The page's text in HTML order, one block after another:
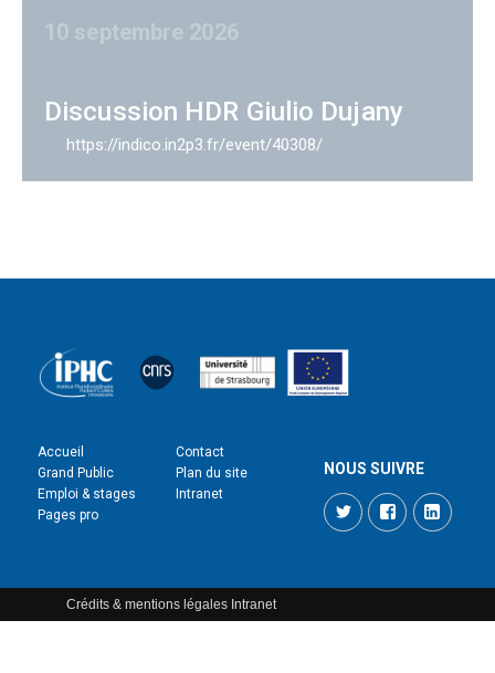
10 septembre 2026
Discussion HDR Giulio Dujany
https://indico.in2p3.fr/event/40308/
Accueil
Grand Public
Emploi & stages
Pages pro
Contact
Plan du site
Intranet
NOUS SUIVRE
TwitterFacebook
Crédits & mentions légales Intranet